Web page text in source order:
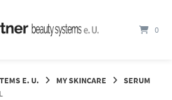
0
E. U. MY SKINCARE
SERUM